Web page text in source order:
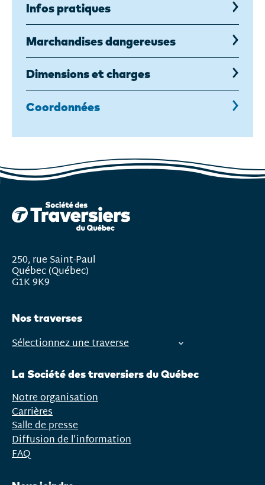
Infos pratiques
Marchandises dangereuses
Dimensions et charges
Coordonnées
,
courante
250, rue Saint-Paul
Québec (Québec)
G1K 9K9
Nos traverses
Ouvrir
menu
Sélectionnez une traverse
La Société des traversiers du Québec
Notre organisation
Carrières
Salle de presse
Diffusion de l'information
FAQ